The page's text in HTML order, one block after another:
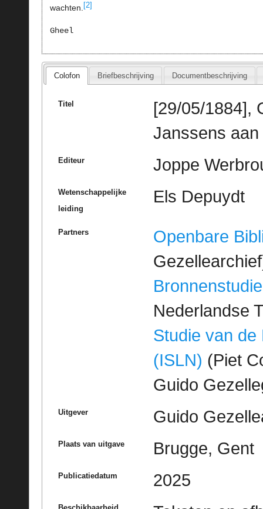
wachten. [2]
Gheel
Colofon Briefbeschrijving Documentbeschrijving
Titel
[29/05/1884],
Janssens
Editeur Joppe
Wetenschappelijke
leiding
Els Depuydt
Partners
Openbare
Bronnenstudie
Nederlandse
Studie van de
(ISLN) (Piet
Guido
Uitgever Guido
Plaats van uitgave Brugge, Gent
Publicatiedatum 2025